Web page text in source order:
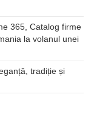
365, Catalog firme
la volanul unei
tradiție și